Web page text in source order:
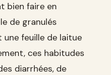
bien faire en
de granulés
feuille de laitue
ces habitudes
diarrhées, de